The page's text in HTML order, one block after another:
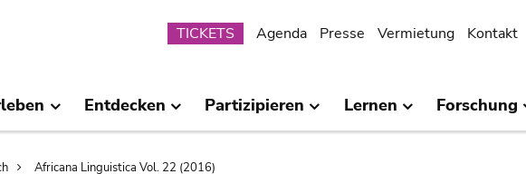
Submenu
TICKETS Agenda Presse Vermietung Kontakt
Entdecken Partizipieren Lernen Forschung
Africana Linguistica Vol. 22 (2016)